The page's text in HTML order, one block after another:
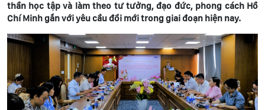
thần học tập và làm theo tư tưởng, đạo đức, phong cách Hồ
Chí Minh gắn với yêu cầu đổi mới trong giai đoạn hiện nay.